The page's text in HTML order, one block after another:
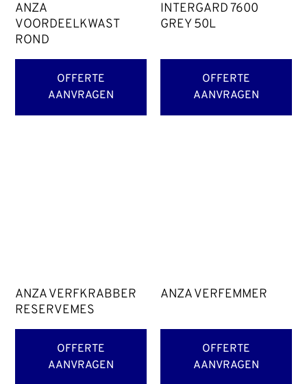
ANZA
VOORDEELKWAST
ROND
OFFERTE
AANVRAGEN
INTERGARD 7600
GREY 50L
OFFERTE
AANVRAGEN
ANZA VERFKRABBER
RESERVEMES
OFFERTE
AANVRAGEN
ANZA VERFEMMER
OFFERTE
AANVRAGEN